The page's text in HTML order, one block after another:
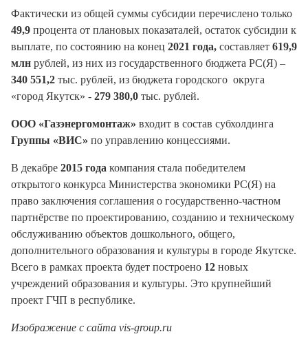
Фактически из общей суммы субсидии перечислено только
49,9 процента от плановых показаталей, остаток субсидии к
выплате, по состоянию на конец 2021 года, составляет 619,9
млн рублей, из них из государственного бюджета РС(Я) –
340 551,2 тыс. рублей, из бюджета городского округа
«город Якутск» - 279 380,0 тыс. рублей.
ООО «Газэнергомонтаж» входит в состав субхолдинга
Группы «ВИС» по управлению концессиями.
В декабре 2015 года компания стала победителем
открытого конкурса Министерства экономики РС(Я) на
право заключения соглашения о государственно-частном
партнёрстве по проектированию, созданию и техническому
обслуживанию объектов дошкольного, общего,
дополнительного образования и культуры в городе Якутске.
Всего в рамках проекта будет построено 12 новых
учреждений образования и культуры. Это крупнейший
проект ГЧП в республике.
Изображение с сайта vis-group.ru